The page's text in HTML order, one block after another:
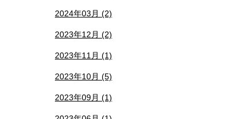
2024年03月 (2)
2023年12月 (2)
2023年11月 (1)
2023年10月 (5)
2023年09月 (1)